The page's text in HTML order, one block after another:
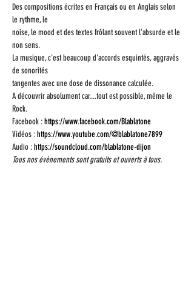
Des compositions écrites en Français ou en Anglais selon
le rythme, le
noise, le mood et des textes frôlant souvent l'absurde et le
non sens.
La musique, c'est beaucoup d'accords esquintés, aggravés
de sonorités
tangentes avec une dose de dissonance calculée.
A découvrir absolument car....tout est possible, même le
Rock.
Facebook : https://www.facebook.com/Blablatone
Vidéos : https://www.youtube.com/@blablatone7899
Audio : https://soundcloud.com/blablatone-dijon
Tous nos évènements sont gratuits et ouverts à tous.